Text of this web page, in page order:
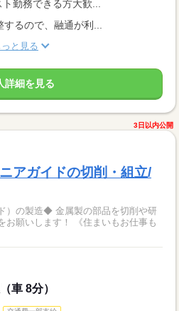
勤務できる方大歓...
るので、融通が利...
っと見る
詳細を見る
3日以内公開
アガイドの切削・組立/
）の製造◆ 金属製の部品を切削や研
！ 《住まいもお仕事も
車 8分）